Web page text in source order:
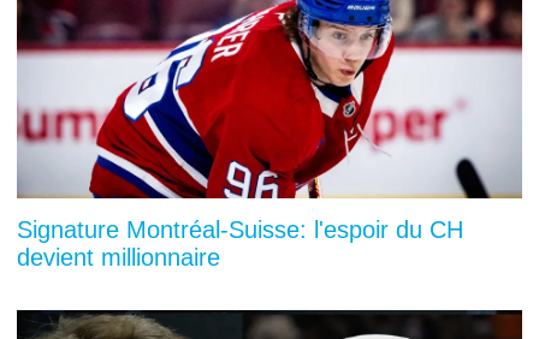
Signature Montréal-Suisse: l'espoir du CH
devient millionnaire